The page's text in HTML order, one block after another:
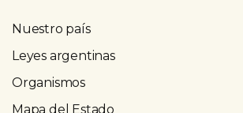
Nuestro país
Leyes argentinas
Organismos
Mapa del Estado